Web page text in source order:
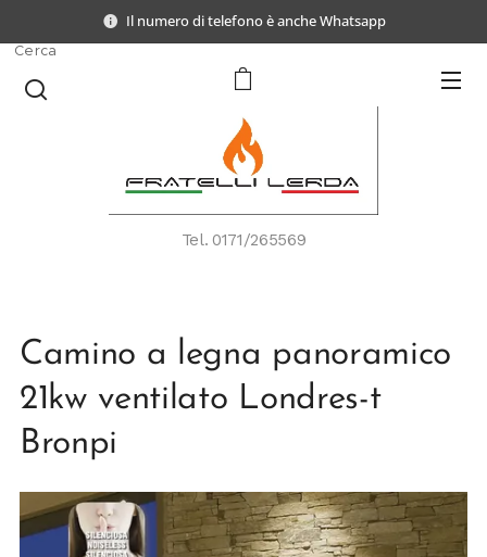
Il numero di telefono è anche Whatsapp
Tel. 0171/265569
Cerca
Camino a legna panoramico
21kw ventilato Londres-t
Bronpi